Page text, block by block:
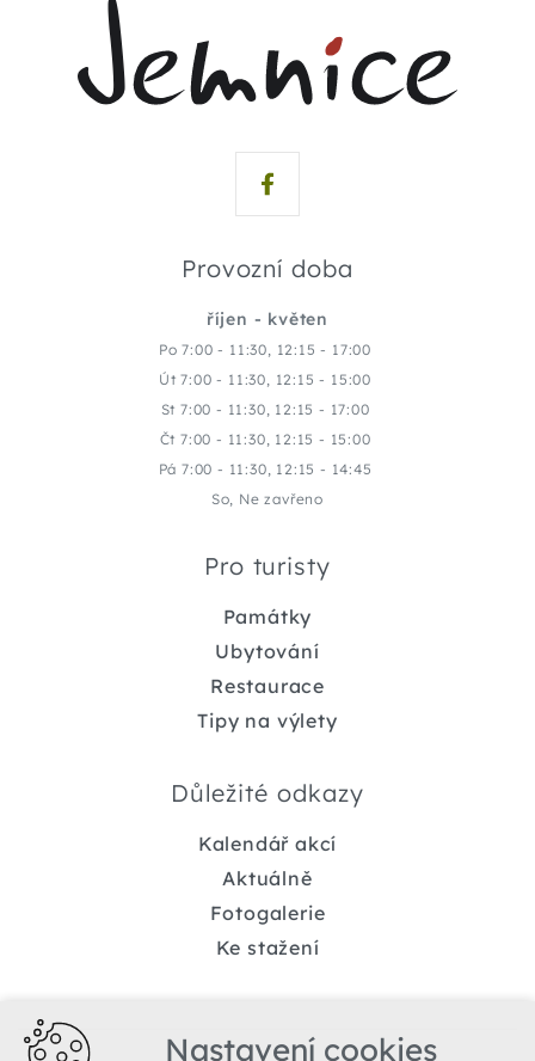
Provozní doba
říjen - květen
Po 7:00 - 11:30, 12:15 - 17:00
Út 7:00 - 11:30, 12:15 - 15:00
St 7:00 - 11:30, 12:15 - 17:00
Čt 7:00 - 11:30, 12:15 - 15:00
Pá 7:00 - 11:30, 12:15 - 14:45
So, Ne zavřeno
Pro turisty
Památky
Ubytování
Restaurace
Tipy na výlety
Důležité odkazy
Kalendář akcí
Aktuálně
Fotogalerie
Ke stažení
Nastavení cookies